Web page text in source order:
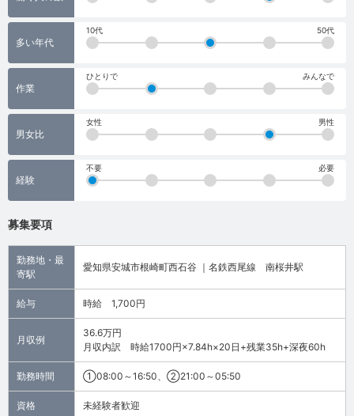
多い年代
10代 50代
作業
ひとりで みんなで
男女比
女性 男性
経験
不要 必要
募集要項
勤務地・最
寄駅
愛知県安城市根崎町西石谷 ｜名鉄西尾線 南桜井駅
給与 時給 1,700円
月収例
36.6万円
月収内訳 時給1700円×7.84h×20日+残業35h+深夜60h
勤務時間 ①08:00～16:50、②21:00～05:50
資格 未経験者歓迎